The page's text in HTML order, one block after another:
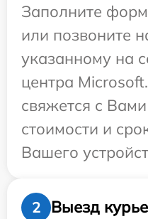
Заполните
или позвоните
указанному на
центра
свяжется с
стоимости и
Вашего
2
Выезд